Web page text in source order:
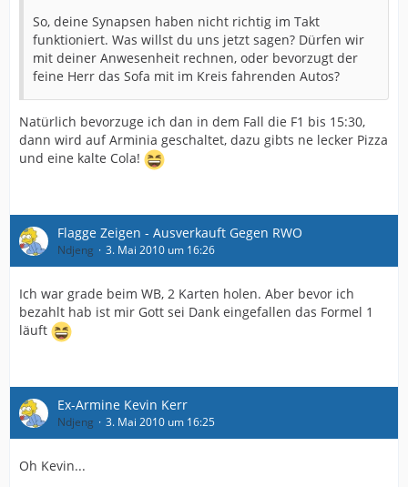
So, deine Synapsen haben nicht richtig im Takt
funktioniert. Was willst du uns jetzt sagen? Dürfen wir
mit deiner Anwesenheit rechnen, oder bevorzugt der
feine Herr das Sofa mit im Kreis fahrenden Autos?
Natürlich bevorzuge ich dan in dem Fall die F1 bis 15:30,
dann wird auf Arminia geschaltet, dazu gibts ne lecker Pizza
und eine kalte Cola!
Flagge Zeigen - Ausverkauft Gegen RWO
Ndjeng 3. Mai 2010 um 16:26
Ich war grade beim WB, 2 Karten holen. Aber bevor ich
bezahlt hab ist mir Gott sei Dank eingefallen das Formel 1
läuft
Ex-Armine Kevin Kerr
Ndjeng 3. Mai 2010 um 16:25
Oh Kevin...